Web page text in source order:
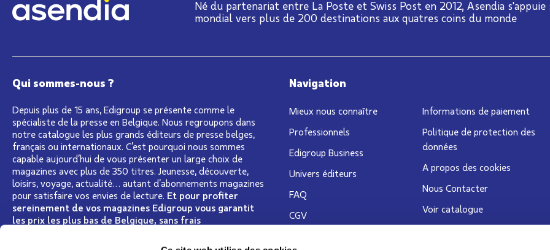
Né du partenariat entre La Poste et Swiss Post en 2012, Asendia s'appuie
mondial vers plus de 200 destinations aux quatres coins du monde
Qui sommes-nous ?
Depuis plus de 15 ans, Edigroup se présente comme le
spécialiste de la presse en Belgique. Nous regroupons dans
notre catalogue les plus grands éditeurs de presse belges,
français ou internationaux. C’est pourquoi nous sommes
capable aujourd’hui de vous présenter un large choix de
magazines avec plus de 350 titres. Jeunesse, découverte,
loisirs, voyage, actualité… autant d’abonnements magazines
pour satisfaire vos envies de lecture. Et pour profiter
sereinement de vos magazines Edigroup vous garantit
les prix les plus bas de Belgique, sans frais
Navigation
Mieux nous connaître
Professionnels
Edigroup Business
Univers éditeurs
FAQ
CGV
Informations de paiement
Politique de protection des
données
A propos des cookies
Nous Contacter
Voir catalogue